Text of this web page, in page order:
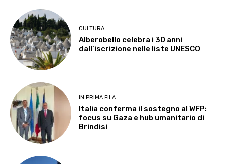
CULTURA
Alberobello celebra i 30 anni
dall’iscrizione nelle liste UNESCO
IN PRIMA FILA
Italia conferma il sostegno al WFP:
focus su Gaza e hub umanitario di
Brindisi